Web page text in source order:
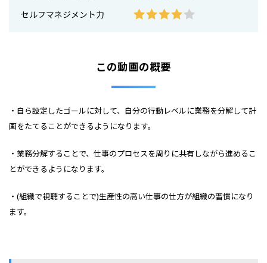
セルフマネジメント力
この動画の概要
・自ら設定したゴールに対して、自分の行動レベルに業務を分解して計
画をたてることができるようになります。
・業務分解することで、仕事のプロセスを周りに共有しながら進めるこ
とができるようになります。
・(組織で視聴することで)生産性の高い仕事の仕方が組織の習慣になり
ます。